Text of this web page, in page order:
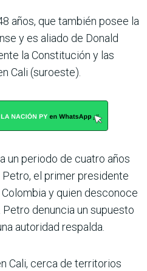
años, que también posee la
y es aliado de Donald
la Constitución y las
Cali (suroeste).
un periodo de cuatro años
el primer presidente
y quien desconoce
denuncia un supuesto
autoridad respalda.
Cali, cerca de territorios